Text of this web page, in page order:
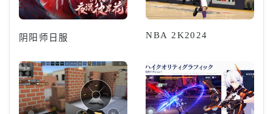
阴阳师日服 NBA 2K2024